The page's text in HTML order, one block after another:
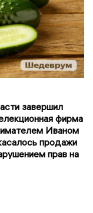
завершил
фирма
Иваном
продажи
прав на